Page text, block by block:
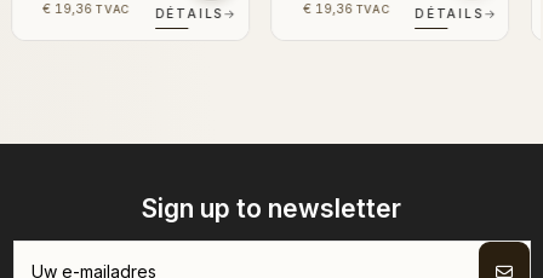
€ 19,36 TVAC DÉTAILS € 19,36 TVAC DÉTAILS
Sign up to newsletter